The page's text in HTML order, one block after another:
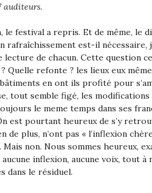
auditeurs.
le festival a repris. Et de même,
rafraîchissement est-il
de chacun. Cette question
Quelle refonte ? les lieux eux
en ont ils profité pour
tout semble figé, les
le meme temps dans ses
est pourtant heureux de s’y
plus, n’ont pas « l’inflexion
non. Nous sommes heureux,
aucune inflexion, aucune voix,
dans le résiduel.